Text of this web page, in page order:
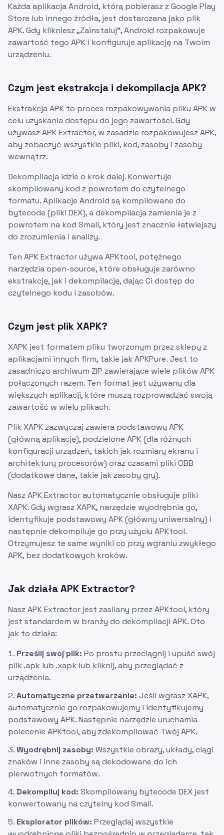
Każda aplikacja Android, którą pobierasz z Google Play
Store lub innego źródła, jest dostarczana jako plik
APK. Gdy klikniesz „Zainstaluj”, Android rozpakowuje
zawartość tego APK i konfiguruje aplikację na Twoim
urządzeniu.
Czym jest ekstrakcja i dekompilacja APK?
Ekstrakcja APK to proces rozpakowywania pliku APK w
celu uzyskania dostępu do jego zawartości. Gdy
używasz APK Extractor, w zasadzie rozpakowujesz APK,
aby zobaczyć wszystkie pliki, kod, zasoby i zasoby
wewnątrz.
Dekompilacja idzie o krok dalej. Konwertuje
skompilowany kod z powrotem do czytelnego
formatu. Aplikacje Android są kompilowane do
bytecode (pliki DEX), a dekompilacja zamienia je z
powrotem na kod Smali, który jest znacznie łatwiejszy
do zrozumienia i analizy.
Ten APK Extractor używa APKtool, potężnego
narzędzia open-source, które obsługuje zarówno
ekstrakcję, jak i dekompilację, dając Ci dostęp do
czytelnego kodu i zasobów.
Czym jest plik XAPK?
XAPK jest formatem pliku tworzonym przez sklepy z
aplikacjami innych firm, takie jak APKPure. Jest to
zasadniczo archiwum ZIP zawierające wiele plików APK
połączonych razem. Ten format jest używany dla
większych aplikacji, które muszą rozprowadzać swoją
zawartość w wielu plikach.
Plik XAPK zazwyczaj zawiera podstawowy APK
(główną aplikację), podzielone APK (dla różnych
konfiguracji urządzeń, takich jak rozmiary ekranu i
architektury procesorów) oraz czasami pliki OBB
(dodatkowe dane, takie jak zasoby gry).
Nasz APK Extractor automatycznie obsługuje pliki
XAPK. Gdy wgrasz XAPK, narzędzie wyodrębnia go,
identyfikuje podstawowy APK (główny uniwersalny) i
następnie dekompiluje go przy użyciu APKtool.
Otrzymujesz te same wyniki co przy wgraniu zwykłego
APK, bez dodatkowych kroków.
Jak działa APK Extractor?
Nasz APK Extractor jest zasilany przez APKtool, który
jest standardem w branży do dekompilacji APK. Oto
jak to działa:
Prześlij swój plik: Po prostu przeciągnij i upuść swój
plik .apk lub .xapk lub kliknij, aby przeglądać z
urządzenia.
Automatyczne przetwarzanie: Jeśli wgrasz XAPK,
automatycznie go rozpakowujemy i identyfikujemy
podstawowy APK. Następnie narzędzie uruchamia
polecenie APKtool, aby zdekompilować Twój APK.
Wyodrębnij zasoby: Wszystkie obrazy, układy, ciągi
znaków i inne zasoby są dekodowane do ich
pierwotnych formatów.
Dekompiluj kod: Skompilowany bytecode DEX jest
konwertowany na czytelny kod Smali.
Eksplorator plików: Przeglądaj wszystkie